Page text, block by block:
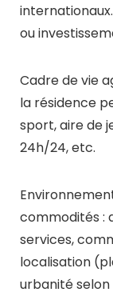
ou
Cadre de vie
la résidence
sport, aire de
24h/24, etc.
commodités :
services,
localisation
urbanité